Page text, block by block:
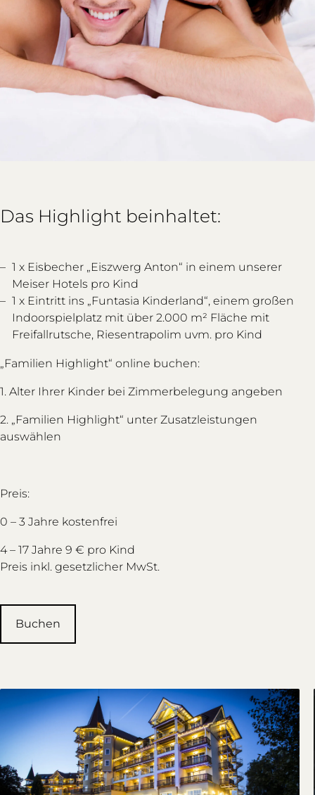
Das Highlight beinhaltet:
1 x Eisbecher „Eiszwerg Anton“ in einem unserer
Meiser Hotels pro Kind
1 x Eintritt ins „Funtasia Kinderland“, einem großen
Indoorspielplatz mit über 2.000 m² Fläche mit
Freifallrutsche, Riesentrapolim uvm. pro Kind
„Familien Highlight“ online buchen:
1. Alter Ihrer Kinder bei Zimmerbelegung angeben
2. „Familien Highlight“ unter Zusatzleistungen
auswählen
Preis:
0 – 3 Jahre kostenfrei
4 – 17 Jahre 9 € pro Kind
Preis inkl. gesetzlicher MwSt.
Buchen